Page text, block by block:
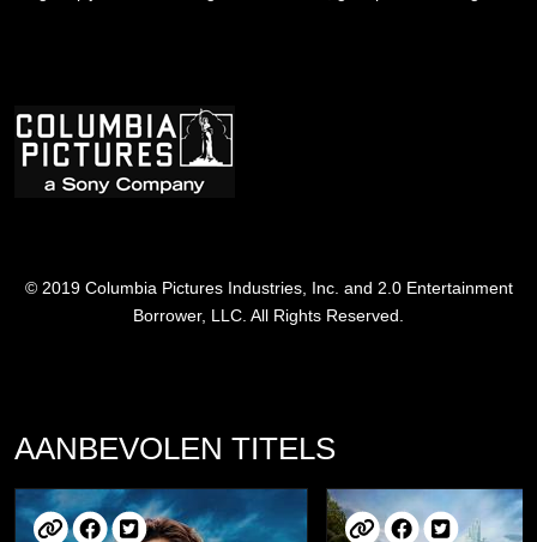
© 2019 Columbia Pictures Industries, Inc. and 2.0 Entertainment
Borrower, LLC. All Rights Reserved.
AANBEVOLEN TITELS